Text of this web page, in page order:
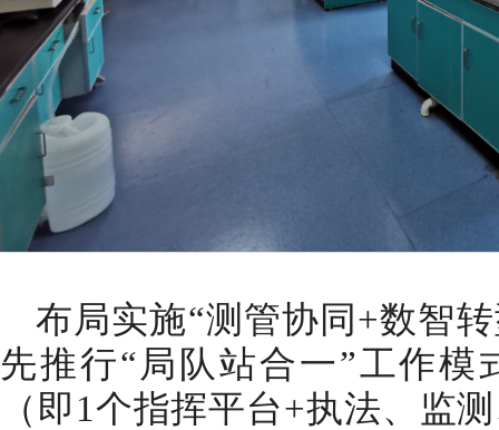
布局实施“测管协同+数智
先推行“局队站合一”工作模
（即1个指挥平台+执法、监